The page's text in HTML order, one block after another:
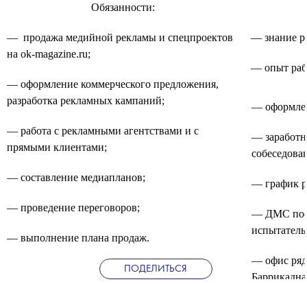
Обязанности:
— продажа медийной рекламы и спецпроектов
на ok-magazine.ru;
— оформление коммерческого предложения,
разработка рекламных кампаний;
— работа с рекламными агентствами и с
прямыми клиентами;
— составление медиапланов;
— проведение переговоров;
— выполнение плана продаж.
— знание
— опыт
—
—
— график
— ДМС
— офис
ПОДЕЛИТЬСЯ